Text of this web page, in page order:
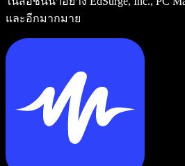
และอีกมากมาย